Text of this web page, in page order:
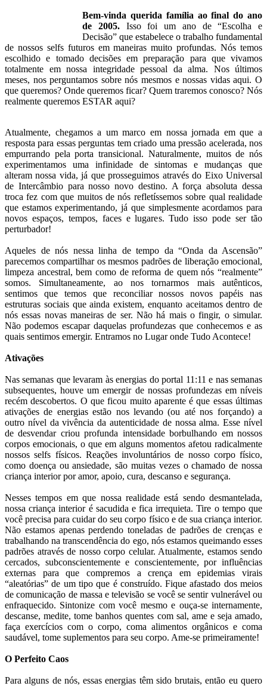
Bem-vinda querida família ao final do ano
de 2005.Isso foi um ano de “Escolha e
Decisão” que estabelece o trabalho fundamental
de nossos selfs futuros em maneiras muito profundas. Nós temos
escolhido e tomado decisões em preparação para que vivamos
totalmente em nossa integridade pessoal da alma. Nos últimos
meses, nos perguntamos sobre nós mesmos e nossas vidas aqui. O
que queremos? Onde queremos ficar? Quem traremos conosco? Nós
realmente queremos ESTAR aqui?
Atualmente, chegamos a um marco em nossa jornada em que a
resposta para essas perguntas tem criado uma pressão acelerada, nos
empurrando pela porta transicional. Naturalmente, muitos de nós
experimentamos uma infinidade de sintomas e mudanças que
alteram nossa vida, já que prosseguimos através do Eixo Universal
de Intercâmbio para nosso novo destino. A força absoluta dessa
troca fez com que muitos de nós refletíssemos sobre qual realidade
que estamos experimentando, já que simplesmente acordamos para
novos espaços, tempos, faces e lugares. Tudo isso pode ser tão
perturbador!
Aqueles de nós nessa linha de tempo da “Onda da Ascensão”
parecemos compartilhar os mesmos padrões de liberação emocional,
limpeza ancestral, bem como de reforma de quem nós “realmente”
somos. Simultaneamente, ao nos tornarmos mais autênticos,
sentimos que temos que reconciliar nossos novos papéis nas
estruturas sociais que ainda existem, enquanto aceitamos dentro de
nós essas novas maneiras de ser. Não há mais o fingir, o simular.
Não podemos escapar daquelas profundezas que conhecemos e as
quais sentimos emergir. Entramos no Lugar onde Tudo Acontece!
Ativações
Nas semanas que levaram às energias do portal 11:11 e nas semanas
subsequentes, houve um emergir de nossas profundezas em níveis
recém descobertos. O que ficou muito aparente é que essas últimas
ativações de energias estão nos levando (ou até nos forçando) a
outro nível da vivência da autenticidade de nossa alma. Esse nível
de desvendar criou profunda intensidade borbulhando em nossos
corpos emocionais, o que em alguns momentos afetou radicalmente
nossos selfs físicos. Reações involuntários de nosso corpo físico,
como doença ou ansiedade, são muitas vezes o chamado de nossa
criança interior por amor, apoio, cura, descanso e segurança.
Nesses tempos em que nossa realidade está sendo desmantelada,
nossa criança interior é sacudida e fica irrequieta. Tire o tempo que
você precisa para cuidar do seu corpo físico e de sua criança interior.
Não estamos apenas perdendo toneladas de padrões de crenças e
trabalhando na transcendência do ego, nós estamos queimando esses
padrões através de nosso corpo celular. Atualmente, estamos sendo
cercados, subconscientemente e conscientemente, por influências
externas para que compremos a crença em epidemias virais
“aleatórias” de um tipo que é construído. Fique afastado dos meios
de comunicação de massa e televisão se você se sentir vulnerável ou
enfraquecido. Sintonize com você mesmo e ouça-se internamente,
descanse, medite, tome banhos quentes com sal, ame e seja amado,
faça exercícios com o corpo, coma alimentos orgânicos e coma
saudável, tome suplementos para seu corpo. Ame-se primeiramente!
O Perfeito Caos
Para alguns de nós, essas energias têm sido brutais, então eu quero